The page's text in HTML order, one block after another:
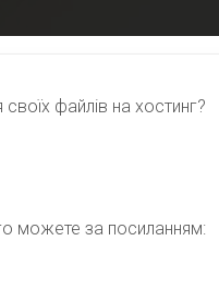
файлів на хостинг?
можете за посиланням: